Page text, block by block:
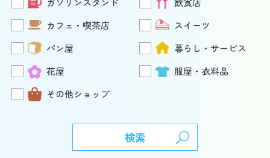
カフェ・喫茶店
スイーツ
パン屋
暮らし・サービス
花屋
服屋・衣料品
その他ショップ
検索